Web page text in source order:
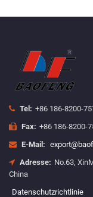
Tel: +86 186-8200-
Fax: +86 186-8200-
E-Mail:
Adresse: No.63,
China
Datenschutzrichtlinie